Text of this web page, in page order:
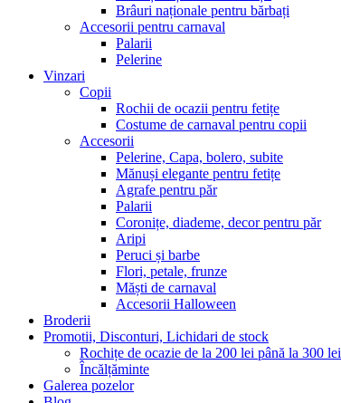
Brâuri naționale pentru bărbați
Accesorii pentru carnaval
Palarii
Pelerine
Vinzari
Copii
Rochii de ocazii pentru fetițe
Costume de carnaval pentru copii
Accesorii
Pelerine, Capa, bolero, subite
Mănuși elegante pentru fetițe
Agrafe pentru păr
Palarii
Coronițe, diademe, decor pentru păr
Aripi
Peruci și barbe
Flori, petale, frunze
Măști de carnaval
Accesorii Halloween
Broderii
Promotii, Disconturi, Lichidari de stock
Rochițe de ocazie de la 200 lei până la 300 lei
Încălțăminte
Galerea pozelor